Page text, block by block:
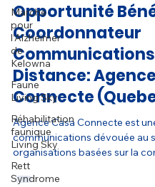
Marche
pour
l’Alzheimer
de
Kelowna
Faune
Living Sky
Réhabilitation
faunique
Living Sky
Rett
Syndrome
Agence Casa Connecte
31 juil.
4 min de lecture
Québec
Opportunité
Coordonnateur
Distance:
Connecte
Agence Casa Connecte est